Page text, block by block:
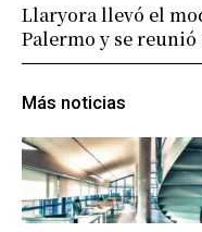
Más noticias
Llaryora llevó el
Palermo y se reunió